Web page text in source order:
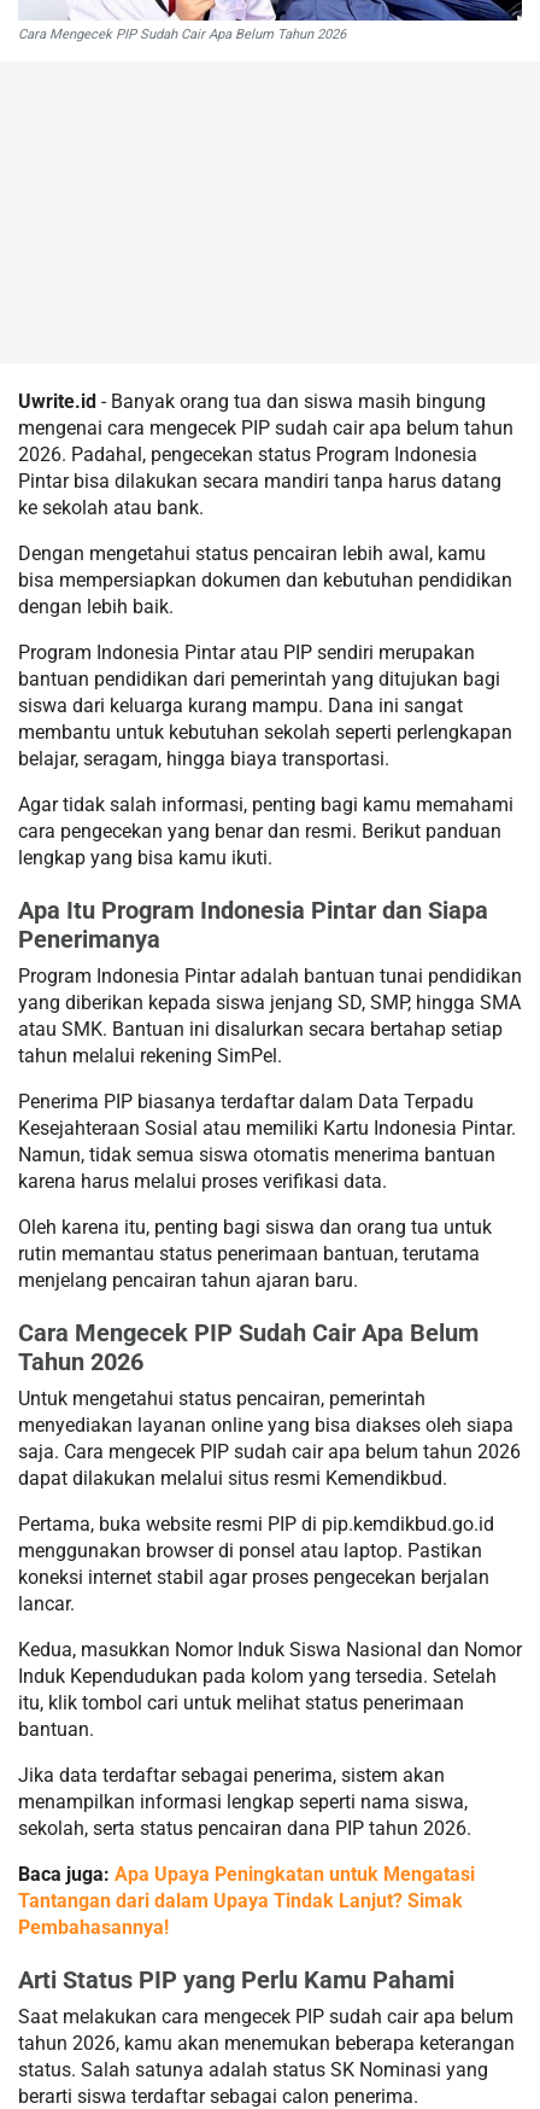
Cara Mengecek PIP Sudah Cair Apa Belum Tahun 2026
Uwrite.id - Banyak orang tua dan siswa masih bingung
mengenai cara mengecek PIP sudah cair apa belum tahun
2026. Padahal, pengecekan status Program Indonesia
Pintar bisa dilakukan secara mandiri tanpa harus datang
ke sekolah atau bank.
Dengan mengetahui status pencairan lebih awal, kamu
bisa mempersiapkan dokumen dan kebutuhan pendidikan
dengan lebih baik.
Program Indonesia Pintar atau PIP sendiri merupakan
bantuan pendidikan dari pemerintah yang ditujukan bagi
siswa dari keluarga kurang mampu. Dana ini sangat
membantu untuk kebutuhan sekolah seperti perlengkapan
belajar, seragam, hingga biaya transportasi.
Agar tidak salah informasi, penting bagi kamu memahami
cara pengecekan yang benar dan resmi. Berikut panduan
lengkap yang bisa kamu ikuti.
Apa Itu Program Indonesia Pintar dan Siapa
Penerimanya
Program Indonesia Pintar adalah bantuan tunai pendidikan
yang diberikan kepada siswa jenjang SD, SMP, hingga SMA
atau SMK. Bantuan ini disalurkan secara bertahap setiap
tahun melalui rekening SimPel.
Penerima PIP biasanya terdaftar dalam Data Terpadu
Kesejahteraan Sosial atau memiliki Kartu Indonesia Pintar.
Namun, tidak semua siswa otomatis menerima bantuan
karena harus melalui proses verifikasi data.
Oleh karena itu, penting bagi siswa dan orang tua untuk
rutin memantau status penerimaan bantuan, terutama
menjelang pencairan tahun ajaran baru.
Cara Mengecek PIP Sudah Cair Apa Belum
Tahun 2026
Untuk mengetahui status pencairan, pemerintah
menyediakan layanan online yang bisa diakses oleh siapa
saja. Cara mengecek PIP sudah cair apa belum tahun 2026
dapat dilakukan melalui situs resmi Kemendikbud.
Pertama, buka website resmi PIP di pip.kemdikbud.go.id
menggunakan browser di ponsel atau laptop. Pastikan
koneksi internet stabil agar proses pengecekan berjalan
lancar.
Kedua, masukkan Nomor Induk Siswa Nasional dan Nomor
Induk Kependudukan pada kolom yang tersedia. Setelah
itu, klik tombol cari untuk melihat status penerimaan
bantuan.
Jika data terdaftar sebagai penerima, sistem akan
menampilkan informasi lengkap seperti nama siswa,
sekolah, serta status pencairan dana PIP tahun 2026.
Baca juga: Apa Upaya Peningkatan untuk Mengatasi
Tantangan dari dalam Upaya Tindak Lanjut? Simak
Pembahasannya!
Arti Status PIP yang Perlu Kamu Pahami
Saat melakukan cara mengecek PIP sudah cair apa belum
tahun 2026, kamu akan menemukan beberapa keterangan
status. Salah satunya adalah status SK Nominasi yang
berarti siswa terdaftar sebagai calon penerima.